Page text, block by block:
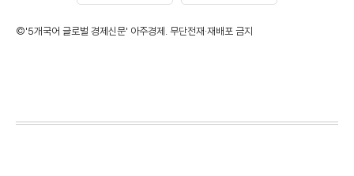
©'5개국어 글로벌 경제신문' 아주경제. 무단전재·재배포 금지